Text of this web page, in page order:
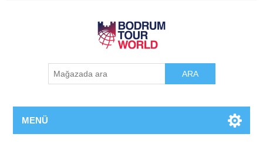
ARA
MENÜ